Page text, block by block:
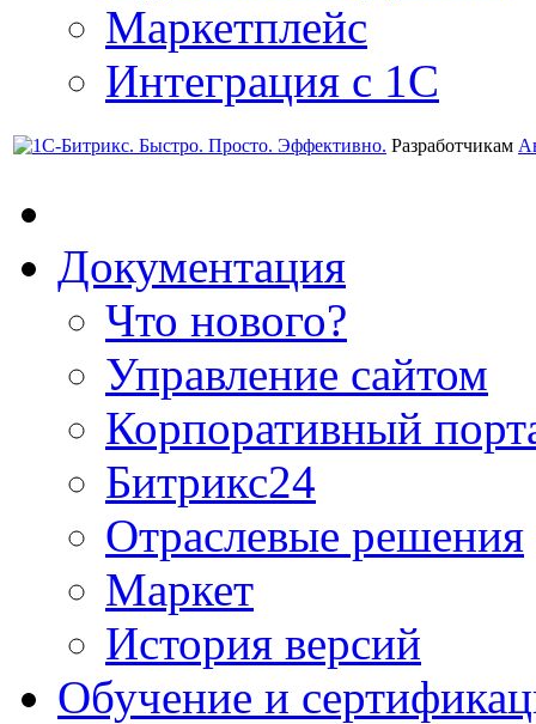
Маркетплейс
Интеграция с 1С
Разработчикам
Документация
Что нового?
Управление сайтом
Корпоративный
Битрикс24
Отраслевые решения
Маркет
История версий
Обучение и